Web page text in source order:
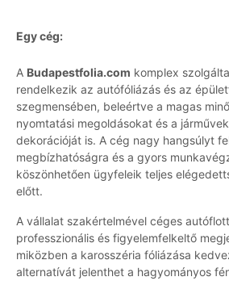
Egy cég:
A Budapestfolia.com komplex
rendelkezik az autófóliázás és az
szegmensében, beleértve a magas
nyomtatási megoldásokat és a
dekorációját is. A cég nagy hangsúlyt
megbízhatóságra és a gyors
köszönhetően ügyfeleik teljes
előtt.
A vállalat szakértelmével céges
professzionális és figyelemfelkeltő
miközben a karosszéria fóliázása
alternatívát jelenthet a hagyományos